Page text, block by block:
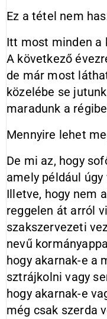
Ez a tétel nem
Itt most minden a
A következő
de már most
közelébe se
maradunk a
Mennyire lehet
De mi az, hogy
amely például
Illetve, hogy nem
reggelen át arról
szakszervezeti
nevű
hogy akarnak-e a
sztrájkolni vagy
hogy akarnak-e
még csak szerda